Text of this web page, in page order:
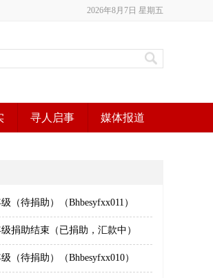
2026年8月7日 星期五
寻人启事 媒体报道
（待捐助）（Bhbesyfxx011）
捐助结束（已捐助，汇款中）
（待捐助）（Bhbesyfxx010）